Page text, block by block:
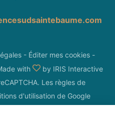
- Éditer mes cookies -
with by IRIS Interactive
Les règles de
d'utilisation de Google